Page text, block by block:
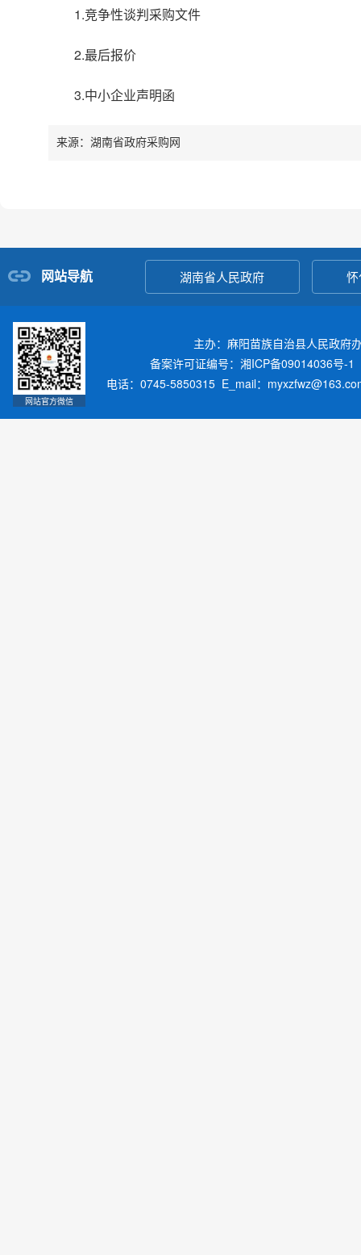
1.竞争性谈判采购文件
2.最后报价
3.中小企业声明函
来源：湖南省政府采购网
网站导航 湖南省人民政府
网站官方微信
主办：麻阳苗族自治县人民政
备案许可证编号：湘ICP备09014036号-1
电话：0745-5850315 E_mail：